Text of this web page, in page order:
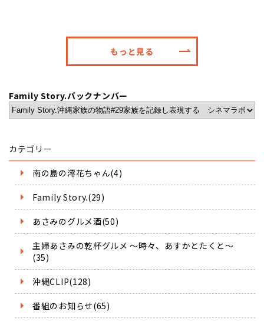
もっと見る
Family Story.バックナンバー
カテゴリー
南の島の澪花ちゃん(4)
Family Story.(29)
あさみのグルメ酒(50)
主婦あさみの乾杯グルメ ～時々、あすかとたくと～
(35)
沖縄CLIP(128)
番組のお知らせ(65)